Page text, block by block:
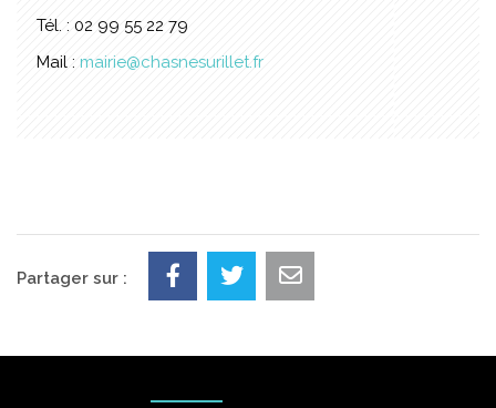
Tél. : 02 99 55 22 79
Mail : mairie@chasnesurillet.fr
Partager sur :